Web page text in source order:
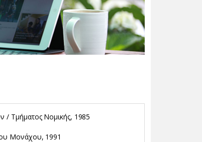
/ Τμήματος Νομικής, 1985
Μονάχου, 1991